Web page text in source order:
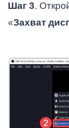
Шаг 3.
«Захват